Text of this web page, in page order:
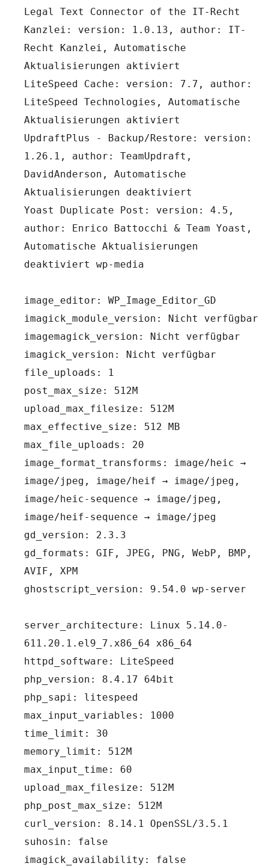
Legal Text Connector of the IT-Recht
Kanzlei: version: 1.0.13, author: IT-
Recht Kanzlei, Automatische
Aktualisierungen aktiviert
LiteSpeed Cache: version: 7.7, author:
LiteSpeed Technologies, Automatische
Aktualisierungen aktiviert
UpdraftPlus - Backup/Restore: version:
1.26.1, author: TeamUpdraft,
DavidAnderson, Automatische
Aktualisierungen deaktiviert
Yoast Duplicate Post: version: 4.5,
author: Enrico Battocchi & Team Yoast,
Automatische Aktualisierungen
deaktiviert wp-media
image_editor: WP_Image_Editor_GD
imagick_module_version: Nicht verfügbar
imagemagick_version: Nicht verfügbar
imagick_version: Nicht verfügbar
file_uploads: 1
post_max_size: 512M
upload_max_filesize: 512M
max_effective_size: 512 MB
max_file_uploads: 20
image_format_transforms: image/heic →
image/jpeg, image/heif → image/jpeg,
image/heic-sequence → image/jpeg,
image/heif-sequence → image/jpeg
gd_version: 2.3.3
gd_formats: GIF, JPEG, PNG, WebP, BMP,
AVIF, XPM
ghostscript_version: 9.54.0 wp-server
server_architecture: Linux 5.14.0-
611.20.1.el9_7.x86_64 x86_64
httpd_software: LiteSpeed
php_version: 8.4.17 64bit
php_sapi: litespeed
max_input_variables: 1000
time_limit: 30
memory_limit: 512M
max_input_time: 60
upload_max_filesize: 512M
php_post_max_size: 512M
curl_version: 8.14.1 OpenSSL/3.5.1
suhosin: false
imagick_availability: false